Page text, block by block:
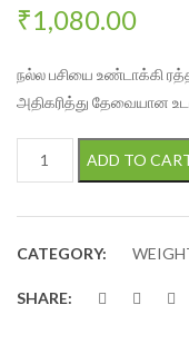
₹1,080.00
நல்ல பசியை உண்டாக்கி
அதிகரித்து தேவையான
AADHAVAN WEIGHT
ADD TO
CATEGORY:
SHARE: